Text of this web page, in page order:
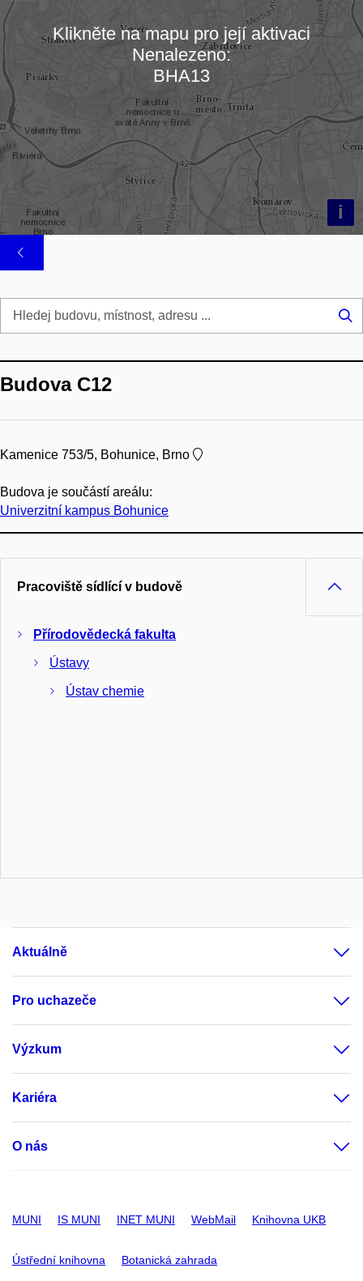
Načítám mapu…
i
Klikněte na mapu pro její aktivaci
Nenalezeno:
BHA13
Budova C12
Kamenice 753/5, Bohunice, Brno
Budova je součástí areálu:
Univerzitní kampus Bohunice
Pracoviště sídlící v budově
Přírodovědecká fakulta
Ústavy
Ústav chemie
Aktuálně
Pro uchazeče
Výzkum
Kariéra
O nás
MUNI IS MUNI INET MUNI WebMail Knihovna UKB
Ústřední knihovna Botanická zahrada